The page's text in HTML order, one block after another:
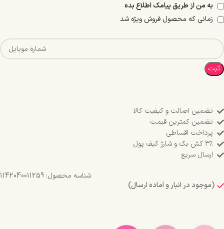
به من از طریق پیامک اطلاع بده
زمانی که محصول فروش ویژه شد
ثبت
تضمین اصالت و کیفیت کالا
تضمین کمترین قیمت
پرداخت اقساطی
۳٪ کش بک و شارژ کیف پول
ارسال سریع
شناسه محصول: 1142040011259
(موجود در انبار و آماده ارسال)